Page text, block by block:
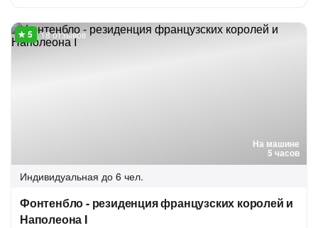
На машине
5 часов
18 отзывов
Индивидуальная до 6 чел.
Фонтенбло - резиденция французских королей и
Наполеона I